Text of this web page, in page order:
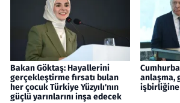
Bakan Göktaş: Hayallerini
gerçekleştirme fırsatı bulan
her çocuk Türkiye Yüzyılı'nın
güçlü yarınlarını inşa edecek
anlaşma,
işbirliğine